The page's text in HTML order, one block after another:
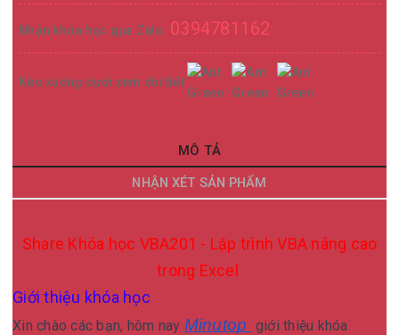
Nhận khóa học qua Zalo: 0394781162
Kéo xuống dưới xem chi tiết
MÔ TẢ
NHẬN XÉT SẢN PHẨM
Share Khóa học VBA201 - Lập trình VBA nâng cao
trong Excel
Giới thiệu khóa học
Xin chào các bạn, hôm nay Minutop giới thiệu khóa